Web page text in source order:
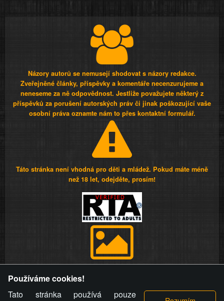
Názory autorů se nemusejí shodovat s názory redakce.
Zveřejněné články, příspěvky a komentáře necenzurujeme a
neneseme za ně odpovědnost. Jestliže považujete některý z
příspěvků za porušení autorských práv či jinak poškozující vaše
osobní práva oznamte nám to přes kontaktní formulář.
Táto stránka není vhodná pro děti a mládež. Pokud máte méně
než 18 let, odejděte, prosím!
videa a komentáře. Osoba, které se toto opatření provozovatele
stránky týče, ani osoba, která umístila fotografii nebo video na
Používáme cookies!
Tato stránka používá pouze